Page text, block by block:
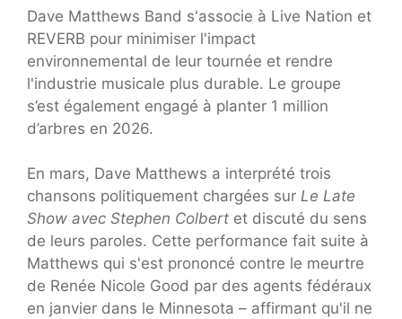
Dave Matthews Band s'associe à Live Nation et
REVERB pour minimiser l'impact
environnemental de leur tournée et rendre
l'industrie musicale plus durable. Le groupe
s’est également engagé à planter 1 million
d’arbres en 2026.
En mars, Dave Matthews a interprété trois
chansons politiquement chargées sur Le Late
Show avec Stephen Colbert et discuté du sens
de leurs paroles. Cette performance fait suite à
Matthews qui s'est prononcé contre le meurtre
de Renée Nicole Good par des agents fédéraux
en janvier dans le Minnesota – affirmant qu'il ne